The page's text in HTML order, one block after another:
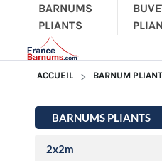
BARNUMS
PLIANTS
ACCUEIL BARNUM
BARNUMS PLIANTS
2x2m